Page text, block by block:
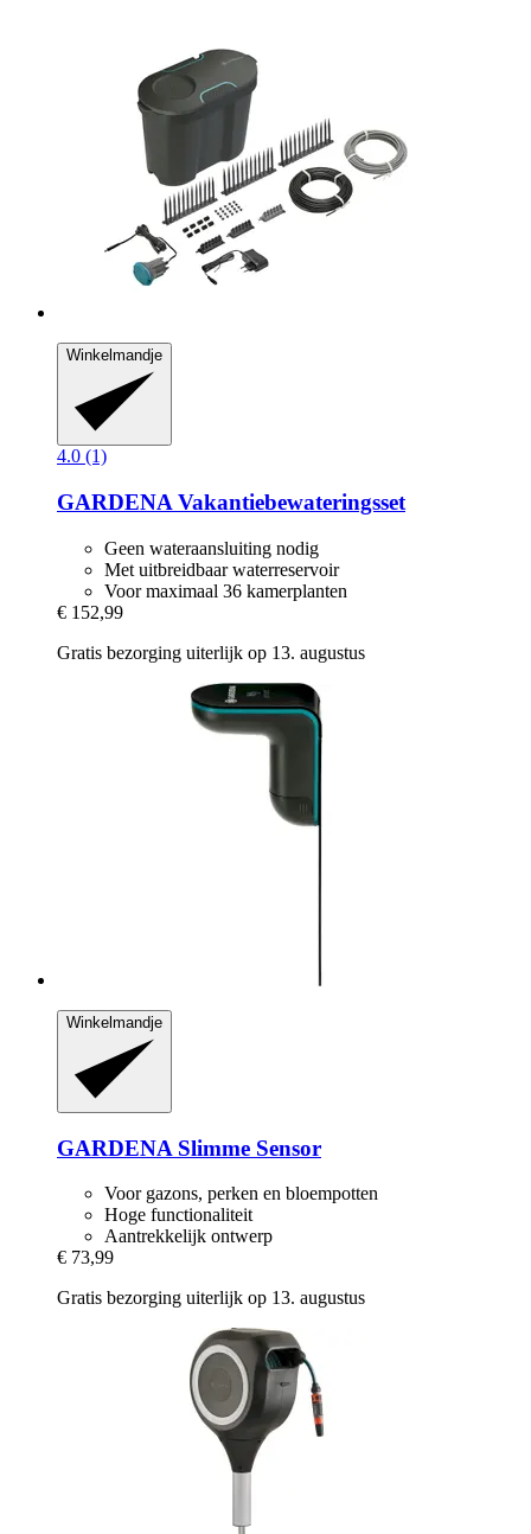
Winkelmandje
4.0 (1)
GARDENA Vakantiebewateringsset
Geen wateraansluiting nodig
Met uitbreidbaar waterreservoir
Voor maximaal 36 kamerplanten
€ 152,99
Gratis bezorging uiterlijk op 13. augustus
Winkelmandje
GARDENA Slimme Sensor
Voor gazons, perken en bloempotten
Hoge functionaliteit
Aantrekkelijk ontwerp
€ 73,99
Gratis bezorging uiterlijk op 13. augustus